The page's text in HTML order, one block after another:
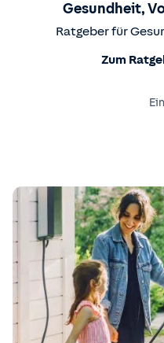
Gesundheit,
Ratgeber für
Zum